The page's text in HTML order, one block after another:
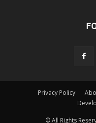
Privacy Policy
© All Rights